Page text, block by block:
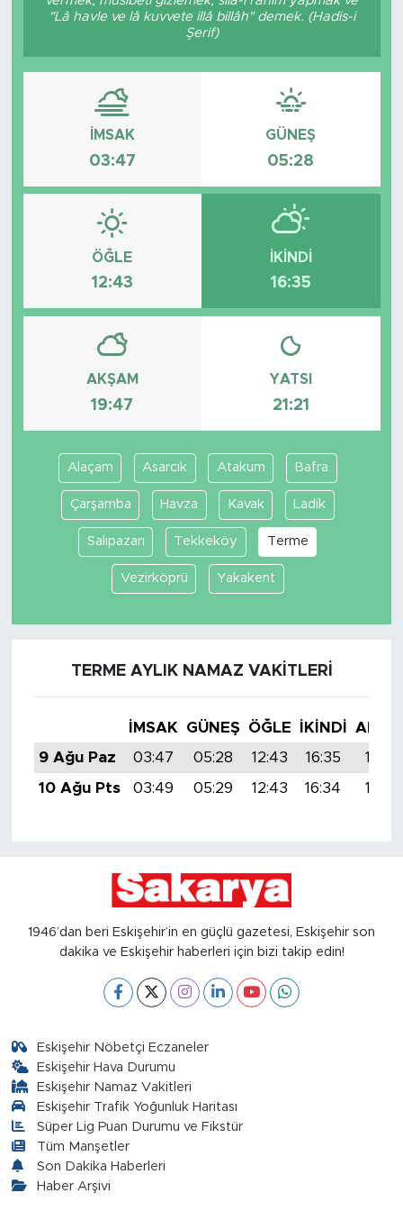
"Lâ havle ve lâ kuvvete illâ billâh" demek. (Hadis-i
Şerif)
İMSAK
03:47
GÜNEŞ
05:28
ÖĞLE
12:43
İKINDI
16:35
AKŞAM
19:47
YATSI
21:21
Alaçam Asarcık Atakum Bafra
Çarşamba Havza Kavak Ladik
Salıpazarı Tekkeköy Terme
Vezirköprü Yakakent
TERME AYLIK NAMAZ VAKITLERI
İMSAK GÜNEŞ ÖĞLE İKINDI
9 Ağu Paz
03:47 05:28 12:43 16:35
19:47
10 Ağu Pts
03:49 05:29 12:43 16:34 19:46
1946’dan beri Eskişehir’in en güçlü gazetesi, Eskişehir son
dakika ve Eskişehir haberleri için bizi takip edin!
Eskişehir Nöbetçi Eczaneler
Eskişehir Hava Durumu
Eskişehir Namaz Vakitleri
Eskişehir Trafik Yoğunluk Haritası
Süper Lig Puan Durumu ve Fikstür
Tüm Manşetler
Son Dakika Haberleri
Haber Arşivi
Söyleşi
Foto Şaka
Teknoloji
Politika